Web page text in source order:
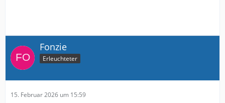
Fonzie
Erleuchteter
15. Februar 2026 um 15:59